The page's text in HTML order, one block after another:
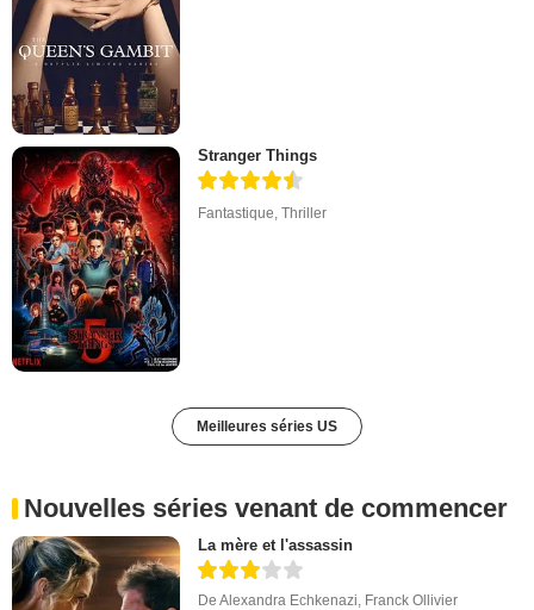
Stranger Things
Fantastique,Thriller
Meilleures séries US
Nouvelles séries venant de commencer
La mère et l'assassin
DeAlexandra Echkenazi Franck Ollivier